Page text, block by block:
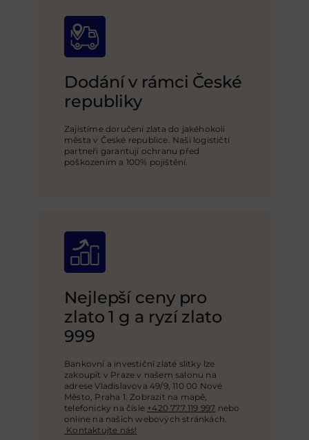
Dodání v rámci České
republiky
Zajistíme doručení zlata do jakéhokoli
města v České republice. Naši logističtí
partneři garantují ochranu před
poškozením a 100% pojištění
Nejlepší ceny pro
zlato 1 g a ryzí zlato
999
Bankovní a investiční zlaté slitky lze
zakoupit v Praze v našem salonu na
adrese Vladislavova 49/9, 110 00 Nové
Město, Praha 1. Zobrazit na mapě,
telefonicky na čísle +420 777 119 997 nebo
online na našich webových stránkách
Kontaktujte nás!